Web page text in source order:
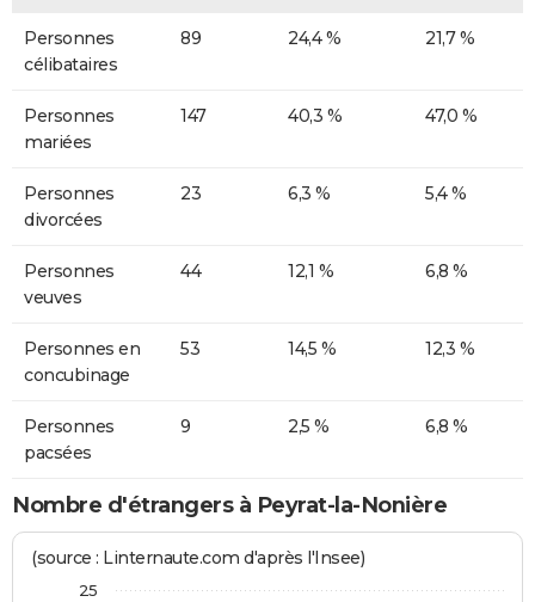
Personnes
célibataires
89 24,4 % 21,7 %
Personnes
mariées
147 40,3 % 47,0 %
Personnes
divorcées
23 6,3 % 5,4 %
Personnes
veuves
44 12,1 % 6,8 %
Personnes en
concubinage
53 14,5 % 12,3 %
Personnes
pacsées
9 2,5 % 6,8 %
Nombre d'étrangers à Peyrat-la-Nonière
(source : Linternaute.com d'après l'Insee)
25